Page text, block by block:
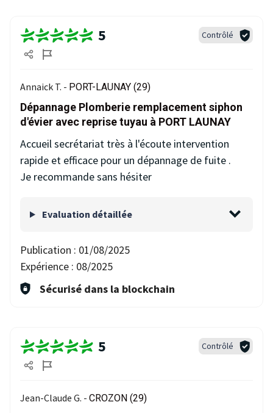
5 Contrôlé
Annaick T. - PORT-LAUNAY (29)
Dépannage Plomberie remplacement siphon
d'évier avec reprise tuyau à PORT LAUNAY
Accueil secrétariat très à l'écoute intervention
rapide et efficace pour un dépannage de fuite .
Je recommande sans hésiter
Evaluation détaillée
Publication : 01/08/2025
Expérience : 08/2025
Sécurisé dans la blockchain
5 Contrôlé
Jean-Claude G. - CROZON (29)